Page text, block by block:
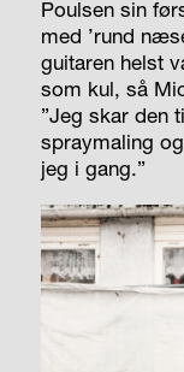
Poulsen sin
med ’rund
guitaren helst
som kul, så
”Jeg skar den
spraymaling
jeg i gang.”